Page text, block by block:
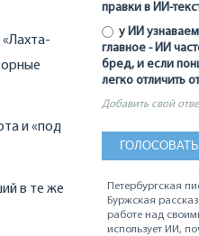
и «под
в те же
правки в ИИ-
у ИИ
главное - ИИ
бред, и если
легко отличить
Добавить свой
Петербургская
Буржская
работе над
использует ИИ,